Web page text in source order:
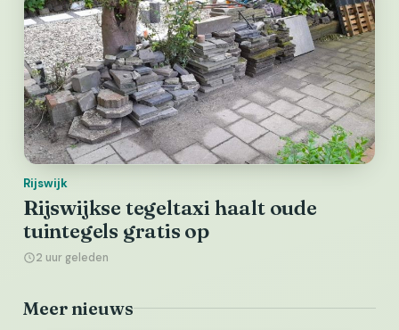
Rijswijk
Rijswijkse tegeltaxi haalt oude
tuintegels gratis op
2 uur geleden
Meer nieuws